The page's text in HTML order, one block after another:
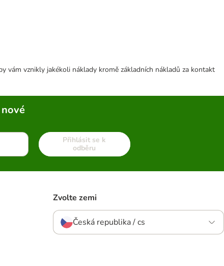
vám vznikly jakékoli náklady kromě základních nákladů za kontakt
Přihlásit se k
odběru
Zvolte zemi
Česká republika / cs